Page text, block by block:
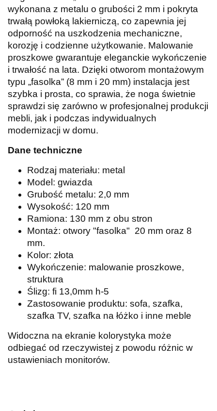
wykonana z metalu o grubości 2 mm i pokryta
trwałą powłoką lakierniczą, co zapewnia jej
odporność na uszkodzenia mechaniczne,
korozję i codzienne użytkowanie. Malowanie
proszkowe gwarantuje eleganckie wykończenie
i trwałość na lata. Dzięki otworom montażowym
typu „fasolka” (8 mm i 20 mm) instalacja jest
szybka i prosta, co sprawia, że noga świetnie
sprawdzi się zarówno w profesjonalnej produkcji
mebli, jak i podczas indywidualnych
modernizacji w domu.
Dane techniczne
Rodzaj materiału: metal
Model: gwiazda
Grubość metalu: 2,0 mm
Wysokość: 120 mm
Ramiona: 130 mm z obu stron
Montaż: otwory "fasolka" 20 mm oraz 8
mm.
Kolor: złota
Wykończenie: malowanie proszkowe,
struktura
Ślizg: fi 13,0mm h-5
Zastosowanie produktu: sofa, szafka,
szafka TV, szafka na łóżko i inne meble
Widoczna na ekranie kolorystyka może
odbiegać od rzeczywistej z powodu różnic w
ustawieniach monitorów.